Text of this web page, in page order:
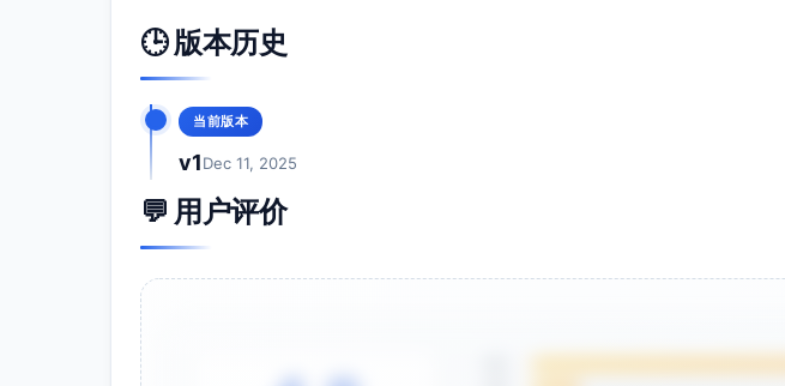
quote
draft/approved/sent/expired), valid_until(date), currency(varchar(16)),
total_amount(numeric(18,2))
quote_item
quote_id(uuid), product_id(uuid), quantity(numeric(18,4)),
discount_rate(numeric(5,2)), line_amount(numeric(18,2))
🕒 版本历史
当前版本
v1Dec 11, 2025
💬 用户评价